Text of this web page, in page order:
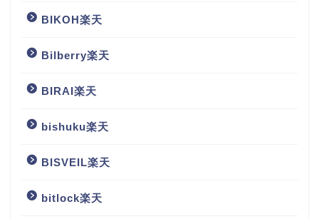
BIKOH楽天
Bilberry楽天
BIRAI楽天
bishuku楽天
BISVEIL楽天
bitlock楽天